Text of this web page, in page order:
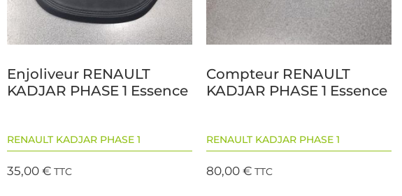
Enjoliveur RENAULT
KADJAR PHASE 1 Essence
RENAULT KADJAR PHASE 1
35,00€ TTC
Compteur RENAULT
KADJAR PHASE 1 Essence
RENAULT KADJAR PHASE 1
80,00€ TTC